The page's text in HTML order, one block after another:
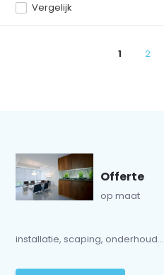
Vergelijk
1 2
Offerte
op maat
installatie, scaping, onderhoud...